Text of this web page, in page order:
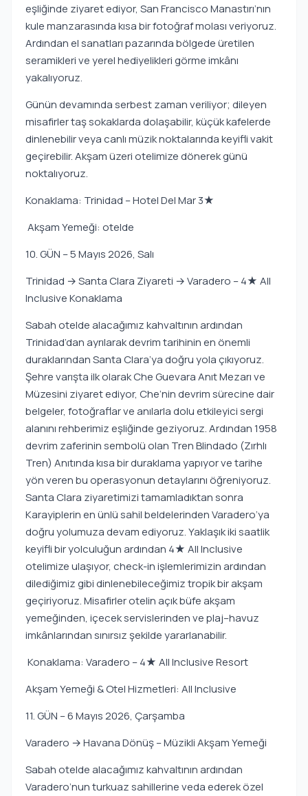
eşliğinde ziyaret ediyor, San Francisco Manastırı’nın
kule manzarasında kısa bir fotoğraf molası veriyoruz.
Ardından el sanatları pazarında bölgede üretilen
seramikleri ve yerel hediyelikleri görme imkânı
yakalıyoruz.
Günün devamında serbest zaman veriliyor; dileyen
misafirler taş sokaklarda dolaşabilir, küçük kafelerde
dinlenebilir veya canlı müzik noktalarında keyifli vakit
geçirebilir. Akşam üzeri otelimize dönerek günü
noktalıyoruz.
Konaklama: Trinidad – Hotel Del Mar 3★
Akşam Yemeği: otelde
10. GÜN – 5 Mayıs 2026, Salı
Trinidad → Santa Clara Ziyareti → Varadero – 4★ All
Inclusive Konaklama
Sabah otelde alacağımız kahvaltının ardından
Trinidad’dan ayrılarak devrim tarihinin en önemli
duraklarından Santa Clara’ya doğru yola çıkıyoruz.
Şehre varışta ilk olarak Che Guevara Anıt Mezarı ve
Müzesini ziyaret ediyor, Che’nin devrim sürecine dair
belgeler, fotoğraflar ve anılarla dolu etkileyici sergi
alanını rehberimiz eşliğinde geziyoruz. Ardından 1958
devrim zaferinin sembolü olan Tren Blindado (Zırhlı
Tren) Anıtında kısa bir duraklama yapıyor ve tarihe
yön veren bu operasyonun detaylarını öğreniyoruz.
Santa Clara ziyaretimizi tamamladıktan sonra
Karayiplerin en ünlü sahil beldelerinden Varadero’ya
doğru yolumuza devam ediyoruz. Yaklaşık iki saatlik
keyifli bir yolculuğun ardından 4★ All Inclusive
otelimize ulaşıyor, check-in işlemlerimizin ardından
dilediğimiz gibi dinlenebileceğimiz tropik bir akşam
geçiriyoruz. Misafirler otelin açık büfe akşam
yemeğinden, içecek servislerinden ve plaj–havuz
imkânlarından sınırsız şekilde yararlanabilir.
Konaklama: Varadero – 4★ All Inclusive Resort
Akşam Yemeği & Otel Hizmetleri: All Inclusive
11. GÜN – 6 Mayıs 2026, Çarşamba
Varadero → Havana Dönüş – Müzikli Akşam Yemeği
Sabah otelde alacağımız kahvaltının ardından
Varadero’nun turkuaz sahillerine veda ederek özel